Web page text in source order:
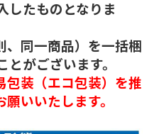
したものとなりま
、同一商品）を一括梱
がございます。
包装（エコ包装）を推
いいたします。